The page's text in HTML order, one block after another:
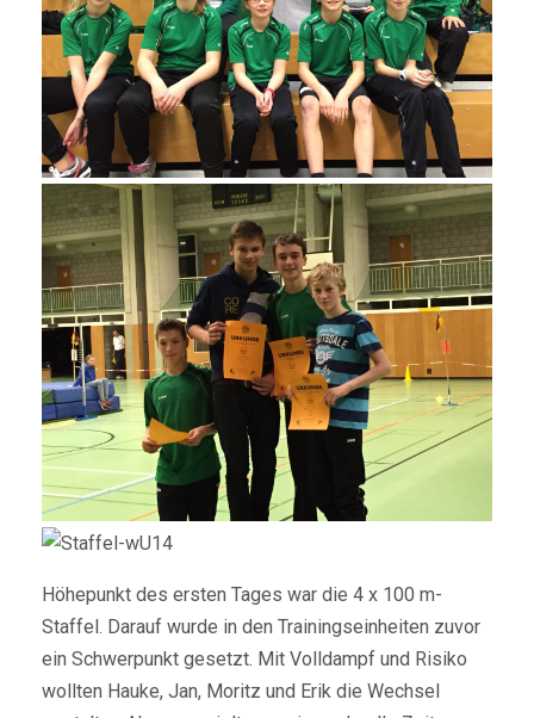
Höhepunkt des ersten Tages war die 4 x 100 m-
Staffel. Darauf wurde in den Trainingseinheiten zuvor
ein Schwerpunkt gesetzt. Mit Volldampf und Risiko
wollten Hauke, Jan, Moritz und Erik die Wechsel